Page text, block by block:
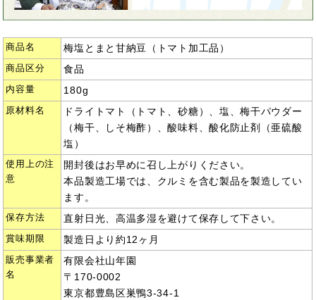
商品名 梅塩とまと甘納豆（トマト加工品）
商品区分 食品
内容量 180g
原材料名
ドライトマト（トマト、砂糖）、塩、梅干パウダー
（梅干、しそ梅酢）、酸味料、酸化防止剤（亜硫酸
塩）
使用上の注
意
開封後はお早めに召し上がりください。
本品製造工場では、クルミを含む製品を製造してい
ます。
保存方法 直射日光、高温多湿を避けて保存して下さい。
賞味期限 製造日より約12ヶ月
販売事業者
名
有限会社山年園
〒170-0002
東京都豊島区巣鴨3-34-1